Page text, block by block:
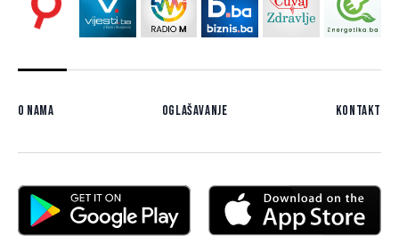
O nama Oglašavanje Kontakt